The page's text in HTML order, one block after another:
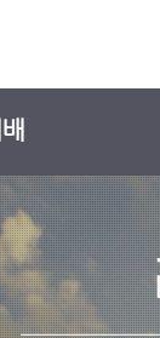
설교
설교
리즈